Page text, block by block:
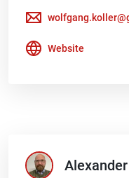
Website
Alexander